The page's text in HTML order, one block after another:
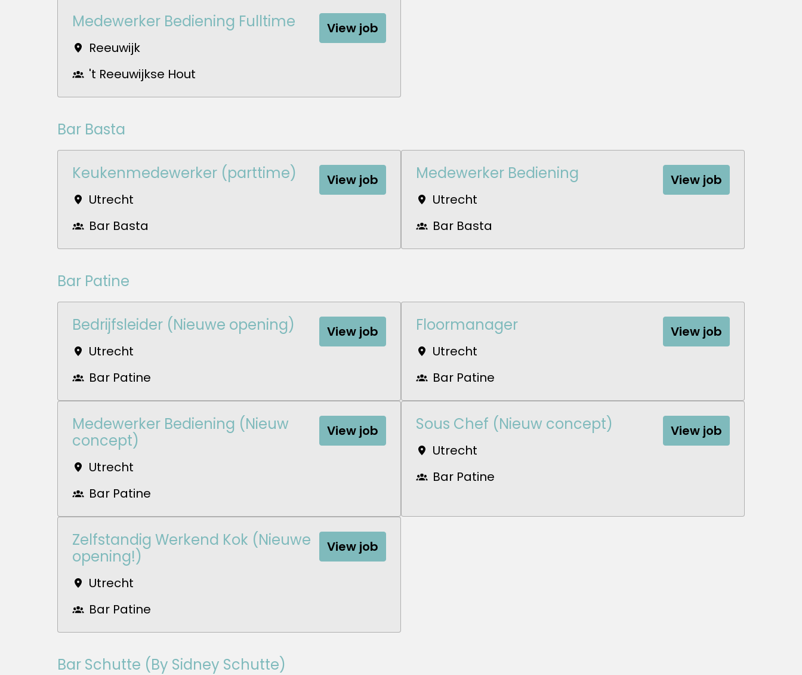
Medewerker Bediening Fulltime
Reeuwijk
't Reeuwijkse Hout
View job
Bar Basta
Keukenmedewerker (parttime)
Utrecht
Bar Basta
View job Medewerker Bediening
Utrecht
Bar Basta
View job
Bar Patine
Bedrijfsleider (Nieuwe opening)
Utrecht
Bar Patine
View job Floormanager
Utrecht
Bar Patine
View job
Medewerker Bediening (Nieuw
concept)
Utrecht
Bar Patine
View job Sous Chef (Nieuw concept)
Utrecht
Bar Patine
View job
Zelfstandig Werkend Kok (Nieuwe
opening!)
Utrecht
Bar Patine
View job
Bar Schutte (By Sidney Schutte)